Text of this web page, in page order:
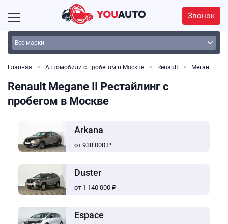
Звонок
Главная Автомобили с пробегом в Москве Renault Меган
Renault Megane II Рестайлинг с
пробегом в Москве
Arkana
от 938 000 ₽
Duster
от 1 140 000 ₽
Espace